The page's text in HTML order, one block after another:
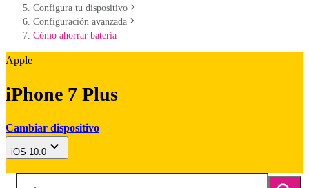
Configura tu dispositivo
Configuración avanzada
Cómo ahorrar batería
Apple
iPhone 7 Plus
Cambiar dispositivo
iOS 10.0